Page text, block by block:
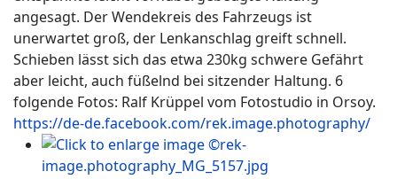
angesagt. Der Wendekreis des Fahrzeugs ist
unerwartet groß, der Lenkanschlag greift schnell.
Schieben lässt sich das etwa 230kg schwere Gefährt
aber leicht, auch füßelnd bei sitzender Haltung. 6
folgende Fotos: Ralf Krüppel vom Fotostudio in Orsoy.
https://de-de.facebook.com/rek.image.photography/